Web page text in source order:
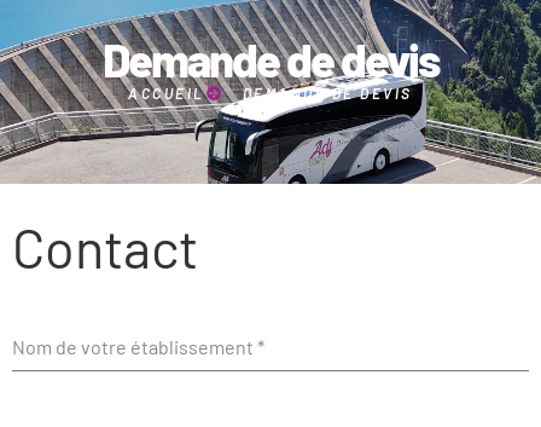
Demande de devis
ACCUEIL DEMANDE DE DEVIS
Contact
Nom de votre établissement *